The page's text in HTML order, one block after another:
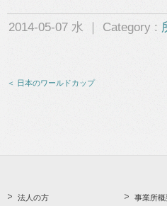
2014-05-07 水 ｜ Category :
＜ 日本のワールドカップ
法人の方
事業所概